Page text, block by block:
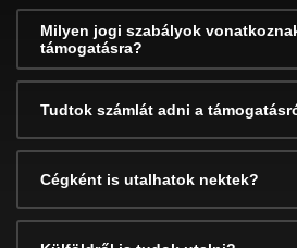
Milyen jogi szabályok
támogatásra?
Tudtok számlát adni a
Cégként is utalhatok nektek?